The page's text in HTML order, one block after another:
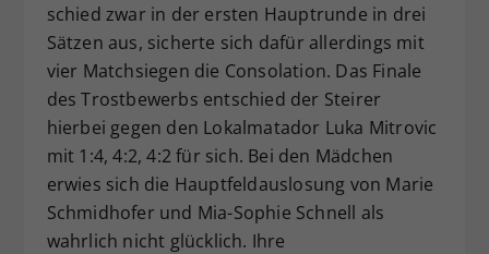
schied zwar in der ersten Hauptrunde in drei
Sätzen aus, sicherte sich dafür allerdings mit
vier Matchsiegen die Consolation. Das Finale
des Trostbewerbs entschied der Steirer
hierbei gegen den Lokalmatador Luka Mitrovic
mit 1:4, 4:2, 4:2 für sich. Bei den Mädchen
erwies sich die Hauptfeldauslosung von Marie
Schmidhofer und Mia-Sophie Schnell als
wahrlich nicht glücklich. Ihre